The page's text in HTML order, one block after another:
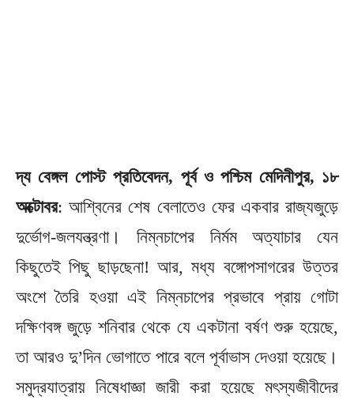
দ্য বেঙ্গল পোস্ট প্রতিবেদন, পূর্ব ও পশ্চিম মেদিনীপুর, ১৮
অক্টোবর: আশ্বিনের শেষ বেলাতেও ফের একবার রাজ্যজুড়ে
দুর্ভোগ-জলযন্ত্রণা। নিম্নচাপের নির্মম অত্যাচার যেন
কিছুতেই পিছু ছাড়ছেনা! আর, মধ্য বঙ্গোপসাগরের উত্তর
অংশে তৈরি হওয়া এই নিম্নচাপের প্রভাবে প্রায় গোটা
দক্ষিণবঙ্গ জুড়ে শনিবার থেকে যে একটানা বর্ষণ শুরু হয়েছে,
তা আরও দু’দিন ভোগাতে পারে বলে পূর্বাভাস দেওয়া হয়েছে।
সমুদ্রযাত্রায় নিষেধাজ্ঞা জারী করা হয়েছে মৎস্যজীবীদের